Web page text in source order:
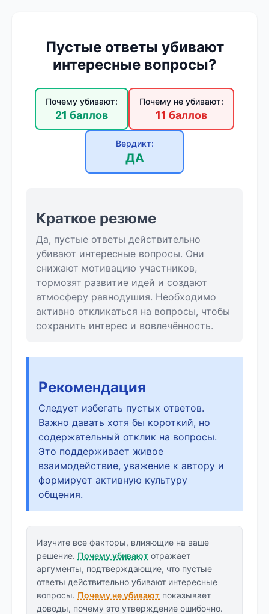
Пустые ответы убивают
интересные вопросы?
Почему убивают:
21 баллов
Почему не убивают:
11 баллов
Вердикт:
ДА
Краткое резюме
Да, пустые ответы действительно
убивают интересные вопросы. Они
снижают мотивацию участников,
тормозят развитие идей и создают
атмосферу равнодушия. Необходимо
активно откликаться на вопросы, чтобы
сохранить интерес и вовлечённость.
Рекомендация
Следует избегать пустых ответов.
Важно давать хотя бы короткий, но
содержательный отклик на вопросы.
Это поддерживает живое
взаимодействие, уважение к автору и
формирует активную культуру
общения.
Изучите все факторы, влияющие на ваше
решение. Почему убивают отражает
аргументы, подтверждающие, что пустые
ответы действительно убивают интересные
вопросы. Почему не убивают показывает
доводы, почему это утверждение ошибочно.